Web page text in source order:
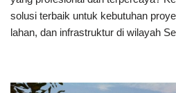
solusi terbaik untuk kebutuhan
lahan, dan infrastruktur di wilayah